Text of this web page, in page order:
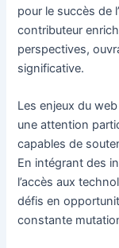
pour le succès de
contributeur
perspectives,
significative.
Les enjeux du
une attention
capables de
En intégrant des
l’accès aux
défis en
constante